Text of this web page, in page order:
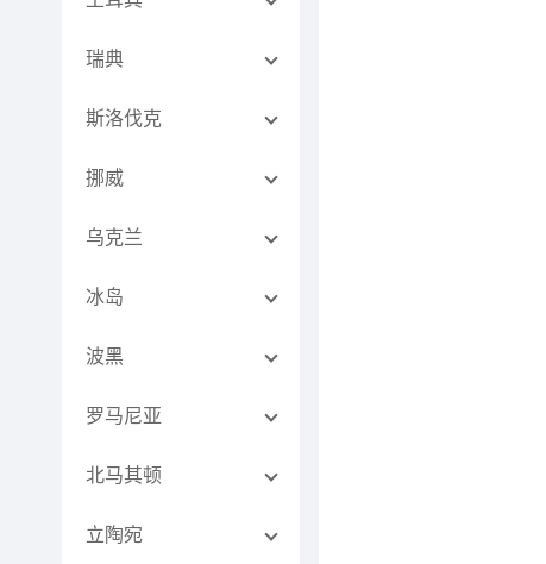
瑞典
斯洛伐克
挪威
乌克兰
冰岛
波黑
罗马尼亚
北马其顿
立陶宛